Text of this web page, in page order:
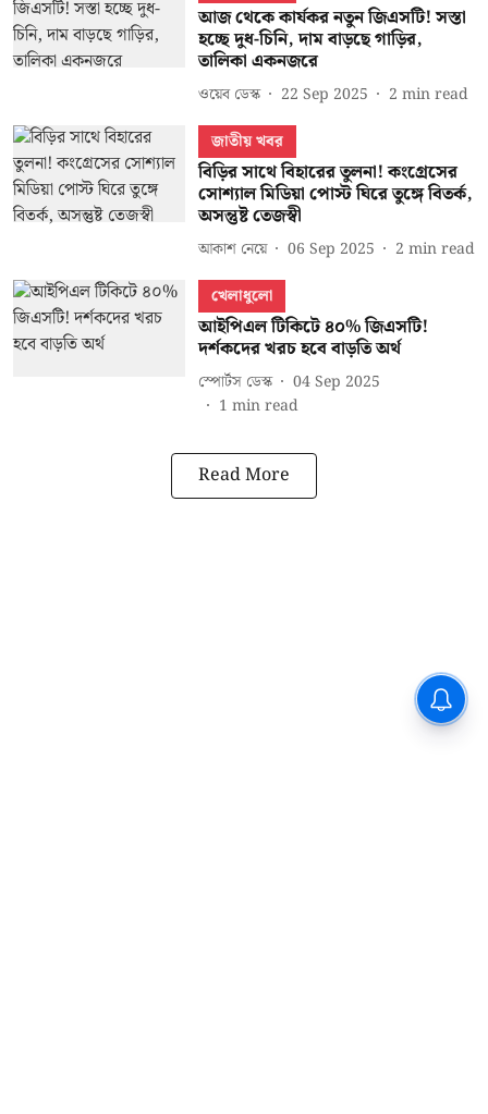
আজ থেকে কার্যকর নতুন জিএসটি! সস্তা
হচ্ছে দুধ-চিনি, দাম বাড়ছে গাড়ির,
তালিকা একনজরে
ওয়েব ডেস্ক 22 Sep 2025 2 min read
জাতীয় খবর
বিড়ির সাথে বিহারের তুলনা! কংগ্রেসের
সোশ্যাল মিডিয়া পোস্ট ঘিরে তুঙ্গে বিতর্ক,
অসন্তুষ্ট তেজস্বী
আকাশ নেয়ে 06 Sep 2025 2 min read
খেলাধুলো
আইপিএল টিকিটে ৪০% জিএসটি!
দর্শকদের খরচ হবে বাড়তি অর্থ
স্পোর্টস ডেস্ক
04 Sep 2025
1 min read
Read More